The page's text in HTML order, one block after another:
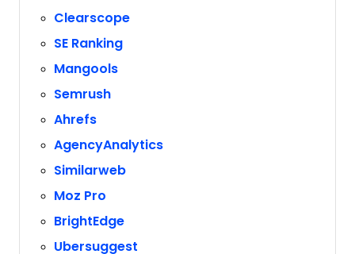
Clearscope
SE Ranking
Mangools
Semrush
Ahrefs
AgencyAnalytics
Similarweb
Moz Pro
BrightEdge
Ubersuggest